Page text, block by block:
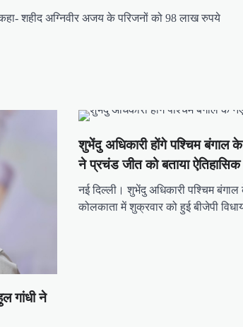
शहीद अग्निवीर अजय के परिजनों को 98 लाख रुपये
गांधी ने
शुभेंदु अधिकारी होंगे पश्चिम बंगाल
ने प्रचंड जीत को बताया ऐतिहासिक
नई दिल्ली। शुभेंदु अधिकारी पश्चिम
कोलकाता में शुक्रवार को हुई बीजेपी